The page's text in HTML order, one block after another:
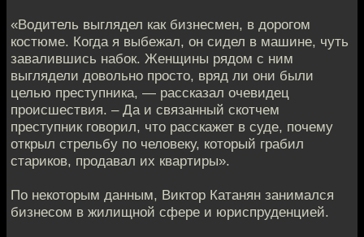
«Водитель выглядел как бизнесмен, в дорогом
костюме. Когда я выбежал, он сидел в машине, чуть
завалившись набок. Женщины рядом с ним
выглядели довольно просто, вряд ли они были
целью преступника, — рассказал очевидец
происшествия. – Да и связанный скотчем
преступник говорил, что расскажет в суде, почему
открыл стрельбу по человеку, который грабил
стариков, продавал их квартиры».
По некоторым данным, Виктор Катанян занимался
бизнесом в жилищной сфере и юриспруденцией.